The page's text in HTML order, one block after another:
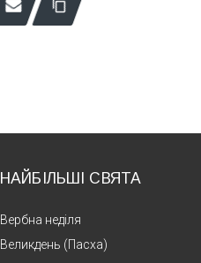
НАЙБІЛЬШІ СВЯТА
Вербна неділя
Великдень (Пасха)